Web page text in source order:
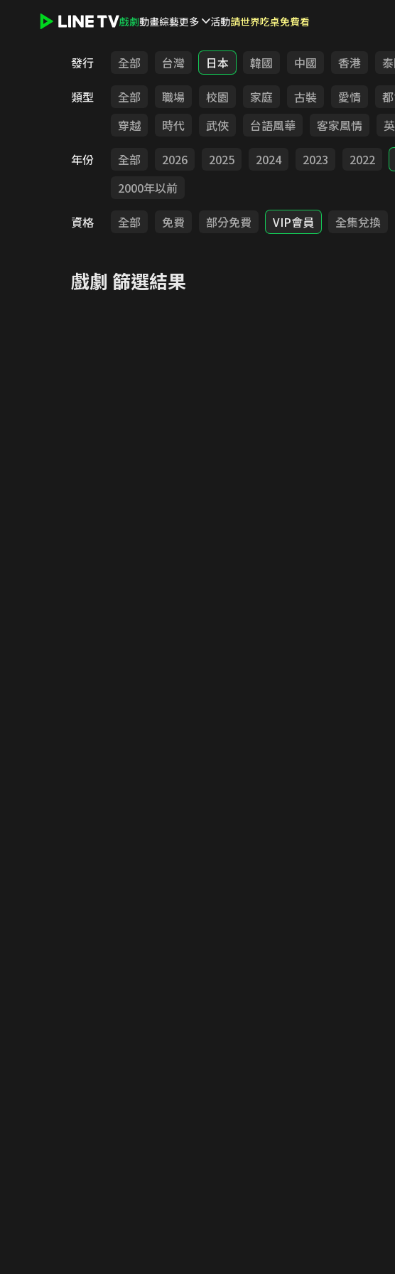
戲劇動畫綜藝更多 活動請世界吃桌免費看
發行 全部 台灣 日本 韓國 中國 香港
類型
全部 職場 校園 家庭 古裝 愛情
穿越
時代 武俠 台語風華 客家風情
年份
全部 2026 2025 2024 2023 2022
2000年以前
資格
全部 免費 部分免費 VIP會員 全集兌換
戲劇 篩選結果